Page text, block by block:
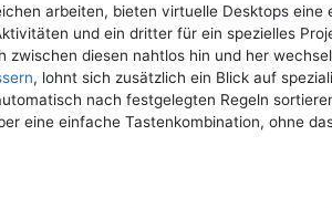
arbeiten, bieten virtuelle Desktops eine
und ein dritter für ein spezielles
diesen nahtlos hin und her
, lohnt sich zusätzlich ein Blick auf
nach festgelegten Regeln
eine einfache Tastenkombination, ohne